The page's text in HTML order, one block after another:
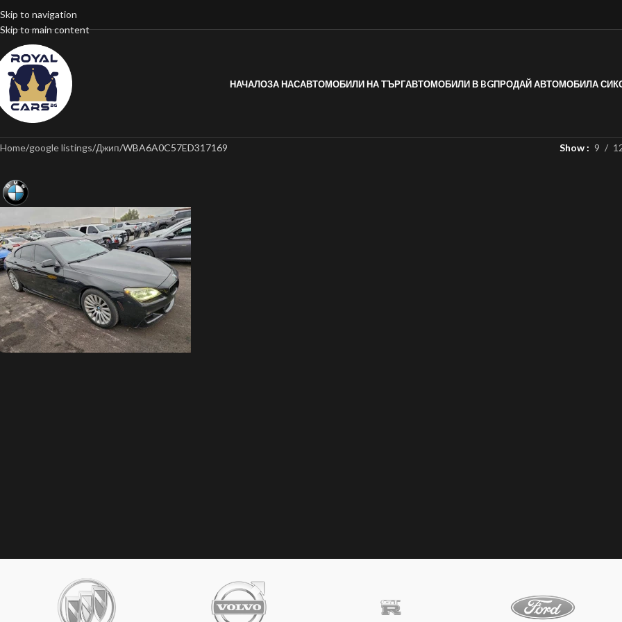
Skip to navigation
Skip to main content
НАЧАЛОЗА НАСАВТОМОБИЛИ НА ТЪРГАВТОМОБИЛИ В BGПРОДАЙ АВТОМОБИЛА СИ
Home google listings Джип WBA6A0C57ED317169 Show 9